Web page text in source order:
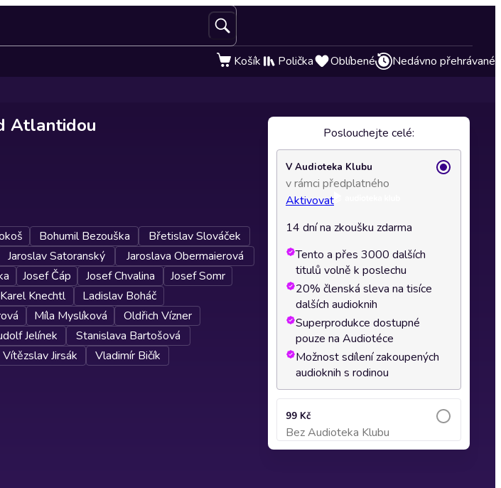
Košík Polička Oblíbené Nedávno přehrávané
Atlantidou
Bohumil Bezouška
Břetislav Slováček
Jaroslav Satoranský
Jaroslava Obermaierová
Josef Čáp Josef Chvalina
Josef Somr
Karel Knechtl
Ladislav Boháč
Míla Myslíková
Oldřich Vízner
Jelínek
Stanislava Bartošová
Vítězslav Jirsák
Vladimír Bičík
Poslouchejte celé:
V Audioteka Klubu
v rámci předplatného
Aktivovat
14 dní na zkoušku zdarma
Tento a přes 3000 dalších
titulů volně k poslechu
20% členská sleva na tisíce
dalších audioknih
Superprodukce dostupné
pouze na Audiotéce
Možnost sdílení zakoupených
audioknih s rodinou
99 Kč
Bez Audioteka Klubu
Přidat do košíku